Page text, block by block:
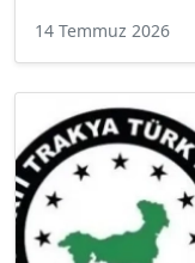
14 Temmuz 2026